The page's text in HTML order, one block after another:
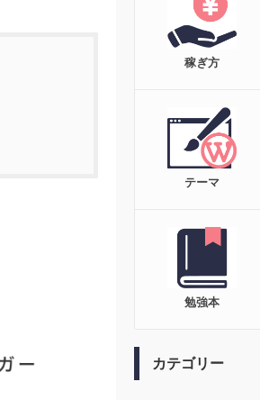
稼ぎ方
テーマ
勉強本
カテゴリー